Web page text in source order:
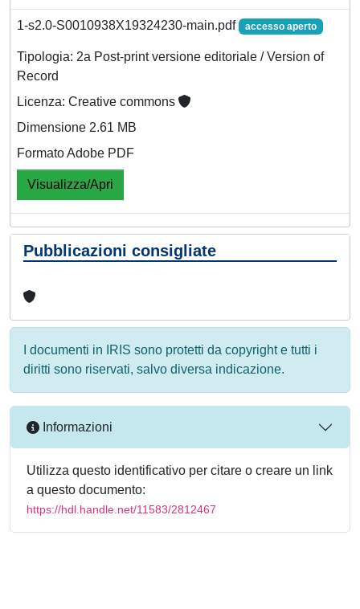
1-s2.0-S0010938X19324230-main.pdf accesso aperto
Tipologia: 2a Post-print versione editoriale / Version of
Record
Licenza: Creative commons
Dimensione 2.61 MB
Formato Adobe PDF
Visualizza/Apri
Pubblicazioni consigliate
I documenti in IRIS sono protetti da copyright e tutti i
diritti sono riservati, salvo diversa indicazione.
Informazioni
Utilizza questo identificativo per citare o creare un link
a questo documento:
https://hdl.handle.net/11583/2812467